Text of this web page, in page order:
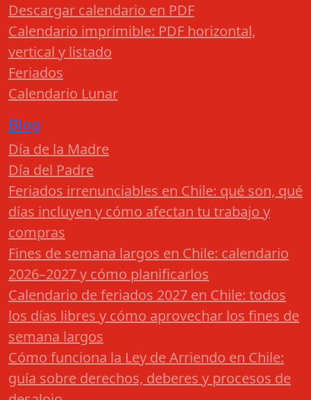
Descargar calendario en PDF
Calendario imprimible: PDF horizontal,
vertical y listado
Feriados
Calendario Lunar
Blog
Día de la Madre
Día del Padre
Feriados irrenunciables en Chile: qué son, qué
días incluyen y cómo afectan tu trabajo y
compras
Fines de semana largos en Chile: calendario
2026–2027 y cómo planificarlos
Calendario de feriados 2027 en Chile: todos
los días libres y cómo aprovechar los fines de
semana largos
Cómo funciona la Ley de Arriendo en Chile:
guía sobre derechos, deberes y procesos de